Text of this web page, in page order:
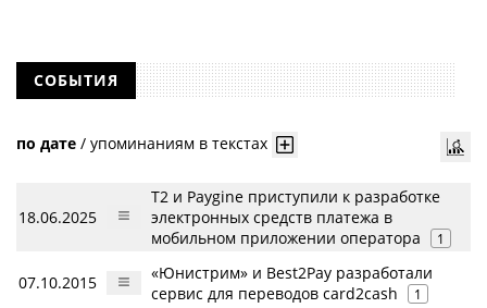
СОБЫТИЯ
по дате / упоминаниям в текстах
18.06.2025
Т2 и Paygine приступили к разработке
электронных средств платежа в
мобильном приложении оператора
1
07.10.2015
«Юнистрим» и Best2Pay разработали
сервис для переводов card2cash
1